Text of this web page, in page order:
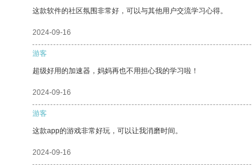
这款软件的社区氛围非常好，可以与其他用户交流学习心得。
2024-09-16
游客
超级好用的加速器，妈妈再也不用担心我的学习啦！
2024-09-16
游客
这款app的游戏非常好玩，可以让我消磨时间。
2024-09-16